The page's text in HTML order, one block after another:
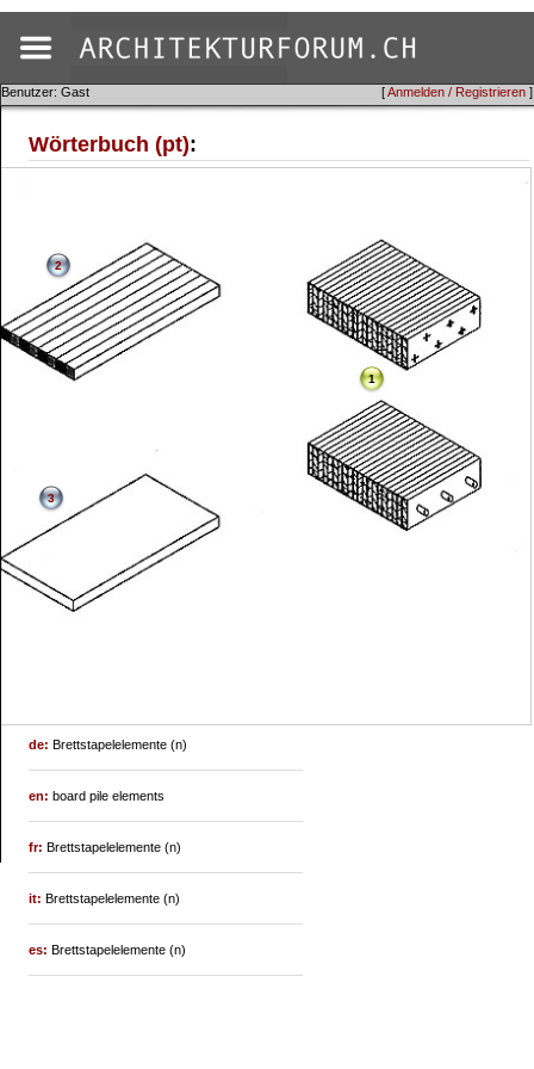
[Anmelden / Registrieren ]
Benutzer: Gast
Wörterbuch (pt):
1
2
3
de:Brettstapelelemente (n)
en:board pile elements
fr:Brettstapelelemente (n)
it:Brettstapelelemente (n)
es:Brettstapelelemente (n)